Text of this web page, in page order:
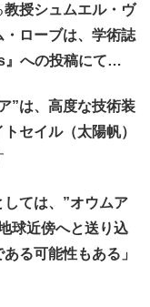
教授シュムエル・ヴ
・ローブは、学術誌
』への投稿にて…
”は、高度な技術装
セイル（太陽帆）
しては、”オウムア
球近傍へと送り込
る可能性もある」